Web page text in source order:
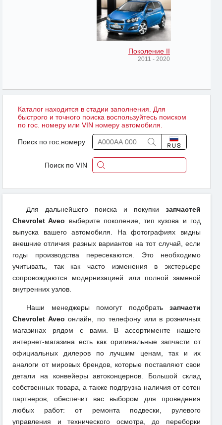
Поколение II
2011 - 2020
Каталог находится в стадии заполнения. Для
быстрого и точного поиска воспользуйтесь поиском
по гос. номеру или VIN номеру автомобиля.
Поиск по гос.номеру
Поиск по VIN
Для дальнейшего поиска и покупки запчастей
Chevrolet Aveo выберите поколение, тип кузова и год
выпуска вашего автомобиля. На фотографиях видны
внешние отличия разных вариантов на тот случай, если
годы производства пересекаются. Это необходимо
учитывать, так как часто изменения в экстерьере
сопровождаются модернизацией или полной заменой
внутренних узлов.
Наши менеджеры помогут подобрать запчасти
Chevrolet Aveo онлайн, по телефону или в розничных
магазинах рядом с вами. В ассортименте нашего
интернет-магазина есть как оригинальные запчасти от
официальных дилеров по лучшим ценам, так и их
аналоги от мировых брендов, которые поставляют свои
детали на конвейеры автоконцернов. Большой склад
собственных товара, а также подгрузка наличия от сотен
партнеров, обеспечит вас выбором для проведения
любых работ: от ремонта подвески, рулевого
управления и технического осмотра, до переборки